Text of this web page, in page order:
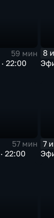
59 мин
22:00
8
57 мин
22:00
7